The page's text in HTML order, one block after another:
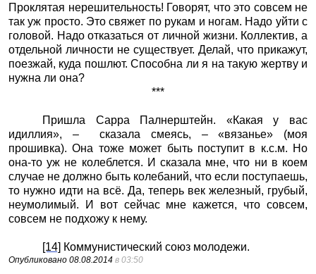
Проклятая нерешительность! Говорят, что это совсем не
так уж просто. Это свяжет по рукам и ногам. Надо уйти с
головой. Надо отказаться от личной жизни. Коллектив, а
отдельной личности не существует. Делай, что прикажут,
поезжай, куда пошлют. Способна ли я на такую жертву и
нужна ли она?
***
Пришла Сарра Палнерштейн. «Какая у вас
идиллия», – сказала смеясь, – «вязанье» (моя
прошивка). Она тоже может быть поступит в к.с.м. Но
она-то уж не колеблется. И сказала мне, что ни в коем
случае не должно быть колебаний, что если поступаешь,
то нужно идти на всё. Да, теперь век железный, грубый,
неумолимый. И вот сейчас мне кажется, что совсем,
совсем не подхожу к нему.
[14] Коммунистический союз молодежи.
Опубликовано 08.08.2014 в 03:50